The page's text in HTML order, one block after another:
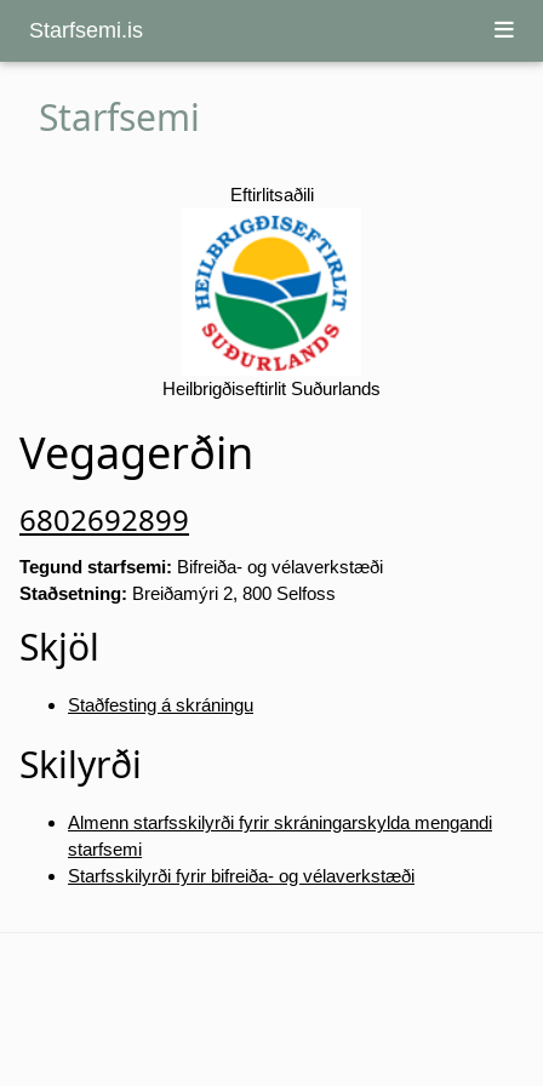
Starfsemi.is
Starfsemi
Eftirlitsaðili
Heilbrigðiseftirlit Suðurlands
Vegagerðin
6802692899
Tegund starfsemi: Bifreiða- og vélaverkstæði
Staðsetning: Breiðamýri 2, 800 Selfoss
Skjöl
Staðfesting á skráningu
Skilyrði
Almenn starfsskilyrði fyrir skráningarskylda mengandi
starfsemi
Starfsskilyrði fyrir bifreiða- og vélaverkstæði